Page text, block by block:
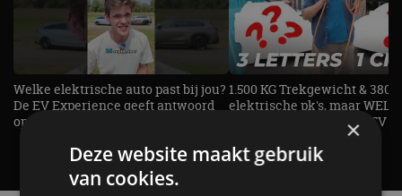
Welke elektrische auto past bij jou?
De EV Experience geeft antwoord
op je vraag! - AutoRAI TV
1.500 KG Trekgewicht & 380
elektrische pk's, maar
AUTO is het? - AutoRAI TV
×
Deze website maakt gebruik
van cookies.